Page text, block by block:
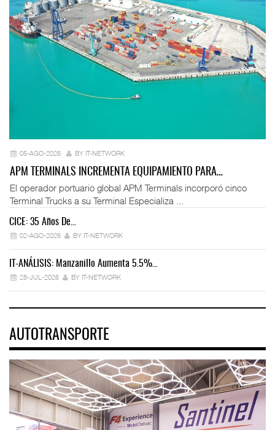
05-AGO-2026 BY IT-NETWORK
APM TERMINALS INCREMENTA EQUIPAMIENTO PARA…
El operador portuario global APM Terminals incorporó cinco
Terminal Trucks a su Terminal Especializa ...
CICE: 35 Años De…
02-AGO-2026 BY IT-NETWORK
IT-ANÁLISIS: Manzanillo Aumenta 5.5%…
28-JUL-2026 BY IT-NETWORK
AUTOTRANSPORTE